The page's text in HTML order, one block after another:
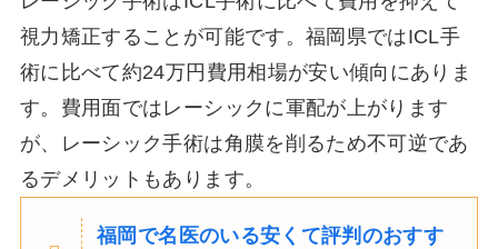
視力矯正することが可能です。福岡県ではICL手
術に比べて約24万円費用相場が安い傾向にありま
す。費用面ではレーシックに軍配が上がります
が、レーシック手術は角膜を削るため不可逆であ
るデメリットもあります。
福岡で名医のいる安くて評判のおすす